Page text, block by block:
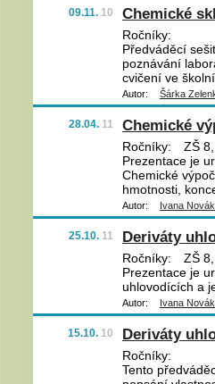
09.11. 10 Chemické
Ročníky:
Předváděcí
poznávání
cvičení ve
Autor: Šárka
28.04. 11 Chemické
Ročníky:
ZŠ
Prezentace je
Chemické
hmotnosti,
Autor: Ivana
25.10. 11 Deriváty
Ročníky:
ZŠ
Prezentace je
uhlovodících a
Autor: Ivana
15.10. 10 Deriváty
Ročníky:
Tento